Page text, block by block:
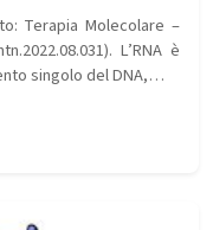
Terapia Molecolare –
L’RNA è
singolo del DNA,…